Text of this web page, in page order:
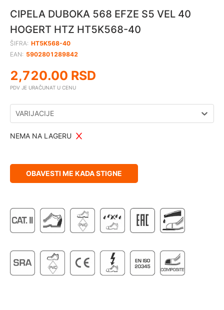
CIPELA DUBOKA 568 EFZE S5 VEL 40
HOGERT HTZ HT5K568-40
ŠIFRA: HT5K568-40
EAN: 5902801289842
2,720.00 RSD
PDV JE URAČUNAT U CENU
VARIJACIJE
NEMA NA LAGERU
OBAVESTI ME KADA STIGNE